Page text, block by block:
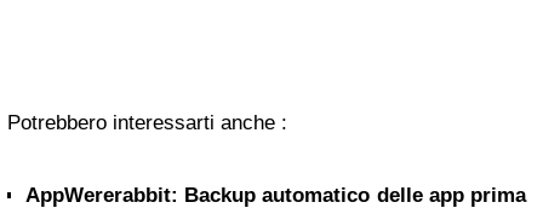
Potrebbero interessarti anche :
AppWererabbit: Backup automatico delle app prima